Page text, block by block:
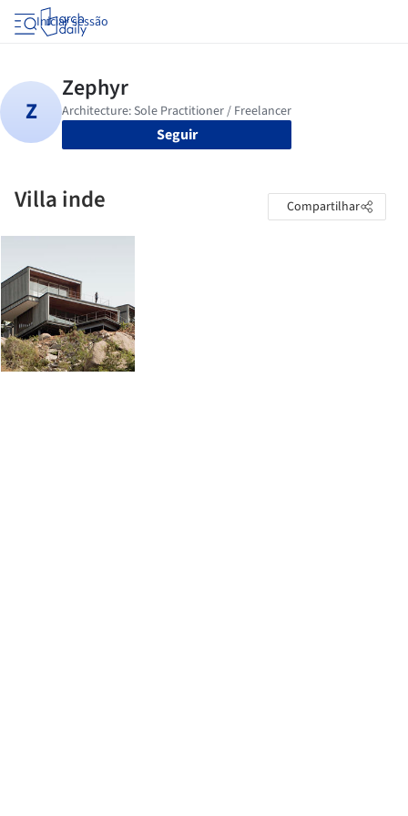
Iniciar sessão
Seguir
Villa inde Compartilhar